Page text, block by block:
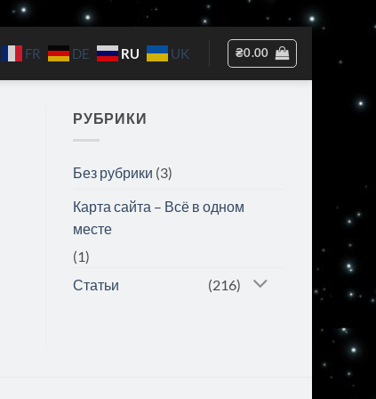
FR DE RU UK ₴0.00
РУБРИКИ
Без рубрики (3)
Карта сайта – Всё в одном
месте
(1)
Статьи
(216)